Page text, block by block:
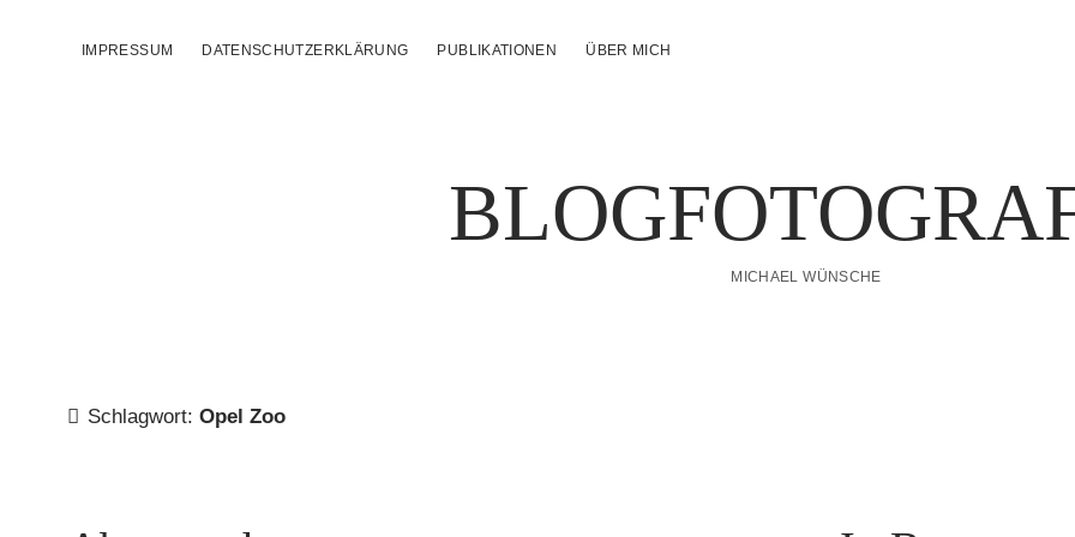
IMPRESSUM DATENSCHUTZERKLÄRUNG PUBLIKATIONEN ÜBER MICH
MICHAEL WÜNSCHE
Schlagwort: Opel Zoo